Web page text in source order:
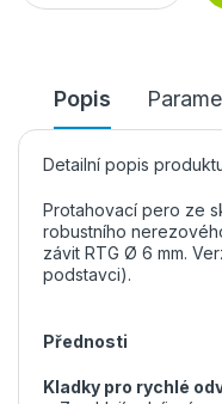
Popis
Detailní popis
Protahovací pero ze
robustního
závit RTG Ø 6 mm.
podstavci).
Přednosti
Kladky pro rychlé